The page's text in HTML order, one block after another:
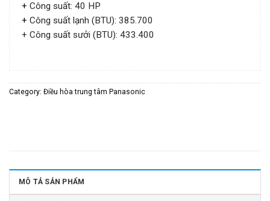
+ Công suất: 40 HP
+ Công suất lạnh (BTU): 385.700
+ Công suất sưởi (BTU): 433.400
Category: Điều hòa trung tâm Panasonic
MÔ TẢ SẢN PHẨM